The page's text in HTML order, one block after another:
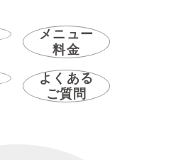
メニュー
料金
よくある
ご質問